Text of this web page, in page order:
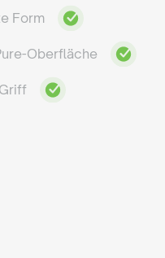
Form
Oberfläche